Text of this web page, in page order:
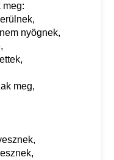
meg:
nyögnek,
meg,